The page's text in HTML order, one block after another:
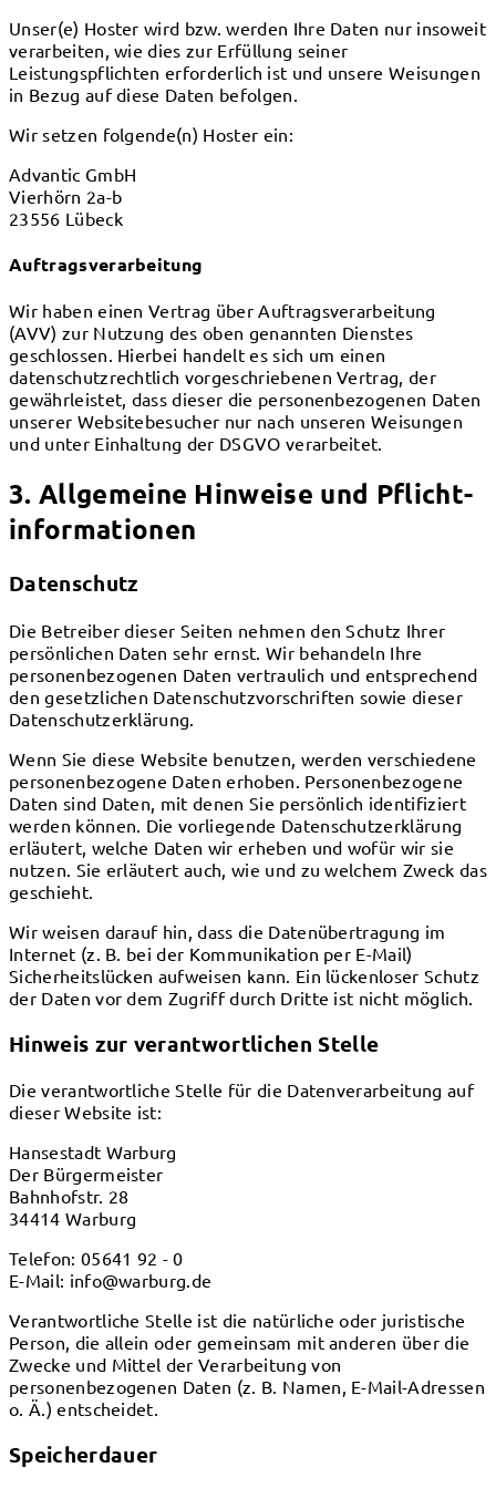
Unser(e) Hoster wird bzw. werden Ihre Daten nur insoweit
verarbeiten, wie dies zur Erfüllung seiner
Leistungspflichten erforderlich ist und unsere Weisungen
in Bezug auf diese Daten befolgen.
Wir setzen folgende(n) Hoster ein:
Advantic GmbH
Vierhörn 2a-b
23556 Lübeck
Auftragsverarbeitung
Wir haben einen Vertrag über Auftragsverarbeitung
(AVV) zur Nutzung des oben genannten Dienstes
geschlossen. Hierbei handelt es sich um einen
datenschutzrechtlich vorgeschriebenen Vertrag, der
gewährleistet, dass dieser die personenbezogenen Daten
unserer Websitebesucher nur nach unseren Weisungen
und unter Einhaltung der DSGVO verarbeitet.
3. Allgemeine Hinweise und Pflicht­
informationen
Datenschutz
Die Betreiber dieser Seiten nehmen den Schutz Ihrer
persönlichen Daten sehr ernst. Wir behandeln Ihre
personenbezogenen Daten vertraulich und entsprechend
den gesetzlichen Datenschutzvorschriften sowie dieser
Datenschutzerklärung.
Wenn Sie diese Website benutzen, werden verschiedene
personenbezogene Daten erhoben. Personenbezogene
Daten sind Daten, mit denen Sie persönlich identifiziert
werden können. Die vorliegende Datenschutzerklärung
erläutert, welche Daten wir erheben und wofür wir sie
nutzen. Sie erläutert auch, wie und zu welchem Zweck das
geschieht.
Wir weisen darauf hin, dass die Datenübertragung im
Internet (z. B. bei der Kommunikation per E-Mail)
Sicherheitslücken aufweisen kann. Ein lückenloser Schutz
der Daten vor dem Zugriff durch Dritte ist nicht möglich.
Hinweis zur verantwortlichen Stelle
Die verantwortliche Stelle für die Datenverarbeitung auf
dieser Website ist:
Hansestadt Warburg
Der Bürgermeister
Bahnhofstr. 28
34414 Warburg
Telefon: 05641 92 - 0
E-Mail: info@warburg.de
Verantwortliche Stelle ist die natürliche oder juristische
Person, die allein oder gemeinsam mit anderen über die
Zwecke und Mittel der Verarbeitung von
personenbezogenen Daten (z. B. Namen, E-Mail-Adressen
o. Ä.) entscheidet.
Speicherdauer